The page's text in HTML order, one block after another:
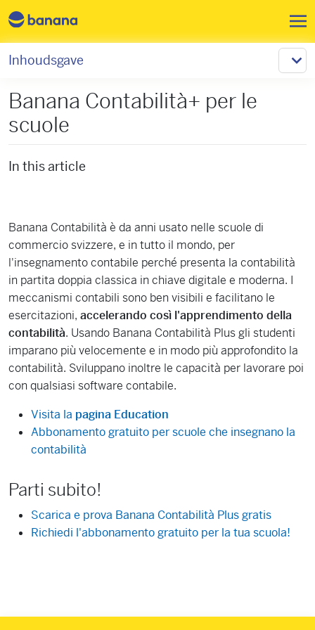
Banana Contabilità+ per le
scuole
In this article
Banana Contabilità è da anni usato nelle scuole di
commercio svizzere, e in tutto il mondo, per
l'insegnamento contabile perché presenta la contabilità
in partita doppia classica in chiave digitale e moderna. I
meccanismi contabili sono ben visibili e facilitano le
esercitazioni, accelerando così l'apprendimento della
contabilità. Usando Banana Contabilità Plus gli studenti
imparano più velocemente e in modo più approfondito la
contabilità. Sviluppano inoltre le capacità per lavorare poi
con qualsiasi software contabile.
Visita la pagina Education
Abbonamento gratuito per scuole che insegnano la
contabilità
Parti subito!
Scarica e prova Banana Contabilità Plus gratis
Richiedi l'abbonamento gratuito per la tua scuola!
Inhoudsgave